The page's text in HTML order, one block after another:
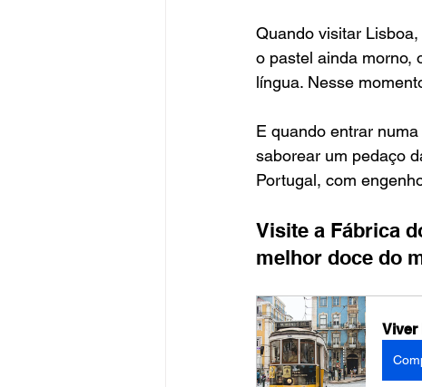
Quando visitar
o pastel ainda morno,
língua. Nesse
E quando entrar
saborear um pedaço
Portugal, com
Visite a Fábrica
melhor doce do
Viver